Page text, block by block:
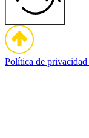
Política de privacidad